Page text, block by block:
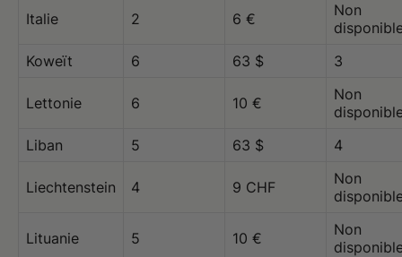
Italie 2 6 €
Non
Koweït
6 63 $ 3
Lettonie 6 10 €
Non
Liban
5 63 $ 4
Liechtenstein 4 9 CHF
Non
Lituanie 5 10 €
Non